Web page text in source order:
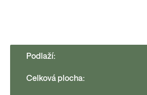
Podlaží:
Celková plocha: